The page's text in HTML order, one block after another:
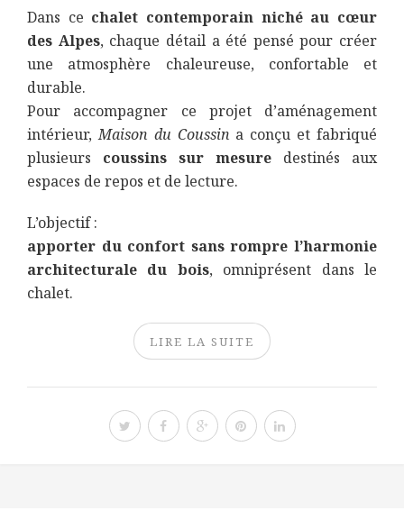
Dans ce chalet contemporain niché au cœur
des Alpes, chaque détail a été pensé pour créer
une atmosphère chaleureuse, confortable et
durable.
Pour accompagner ce projet d’aménagement
intérieur,Maison du Coussin a conçu et fabriqué
plusieurs coussins sur mesure destinés aux
espaces de repos et de lecture.
L’objectif :
apporter du confort sans rompre l’harmonie
architecturale du bois, omniprésent dans le
chalet.
LIRE LA SUITE